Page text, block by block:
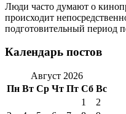
Люди часто думают о
происходит
подготовительный период
Календарь постов
Август 2026
Пн Вт Ср Чт Пт Сб Вс
1
2